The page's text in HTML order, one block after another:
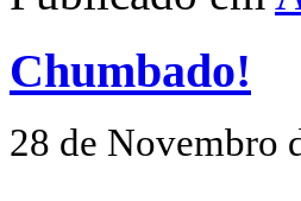
Chumbado!
28 de Novembro